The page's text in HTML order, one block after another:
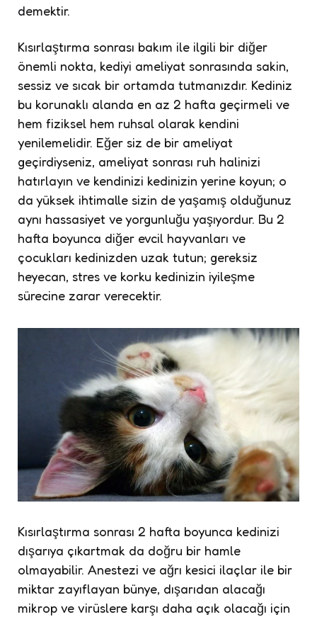
demektir.
Kısırlaştırma sonrası bakım ile ilgili bir diğer
önemli nokta, kediyi ameliyat sonrasında sakin,
sessiz ve sıcak bir ortamda tutmanızdır. Kediniz
bu korunaklı alanda en az 2 hafta geçirmeli ve
hem fiziksel hem ruhsal olarak kendini
yenilemelidir. Eğer siz de bir ameliyat
geçirdiyseniz, ameliyat sonrası ruh halinizi
hatırlayın ve kendinizi kedinizin yerine koyun; o
da yüksek ihtimalle sizin de yaşamış olduğunuz
aynı hassasiyet ve yorgunluğu yaşıyordur. Bu 2
hafta boyunca diğer evcil hayvanları ve
çocukları kedinizden uzak tutun; gereksiz
heyecan, stres ve korku kedinizin iyileşme
sürecine zarar verecektir.
Kısırlaştırma sonrası 2 hafta boyunca kedinizi
dışarıya çıkartmak da doğru bir hamle
olmayabilir. Anestezi ve ağrı kesici ilaçlar ile bir
miktar zayıflayan bünye, dışarıdan alacağı
mikrop ve virüslere karşı daha açık olacağı için